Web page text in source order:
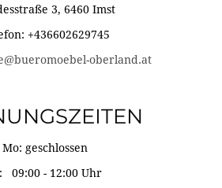
3, 6460 Imst
+436602629745
oberland.at
Mo: geschlossen
09:00 - 12:00 Uhr